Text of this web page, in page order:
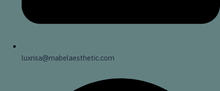
luxrisa@mabelaesthetic.com